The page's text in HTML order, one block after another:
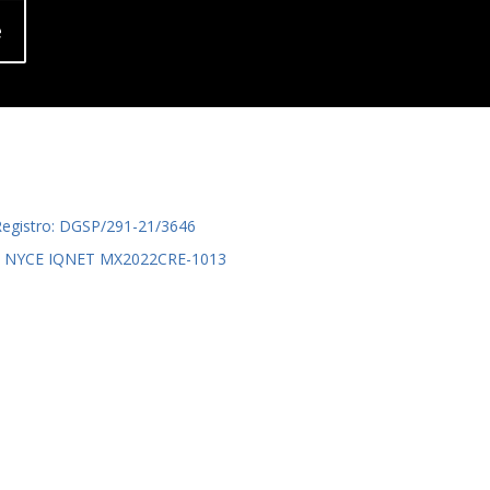
DGSP/291-21/3646
IQNET MX2022CRE-1013